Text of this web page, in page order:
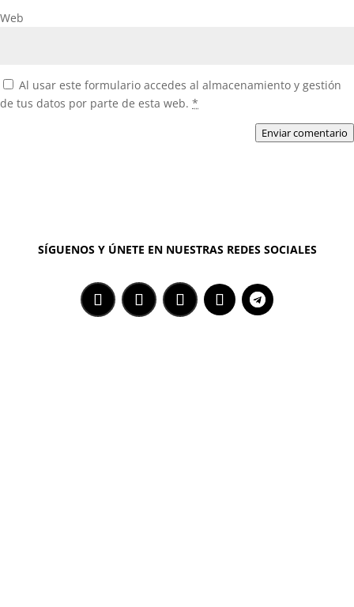
Web
Al usar este formulario accedes al almacenamiento y gestión
de tus datos por parte de esta web. *
Enviar comentario
SÍGUENOS Y ÚNETE EN NUESTRAS REDES SOCIALES